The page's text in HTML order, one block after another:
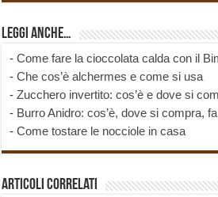
Leggi anche…
-Come fare la cioccolata calda con il
-Che cos’è alchermes e come si usa
-Zucchero invertito: cos’è e dove si
- Burro Anidro: cos’è, dove si compra,
-Come tostare le nocciole in casa
Articoli correlati